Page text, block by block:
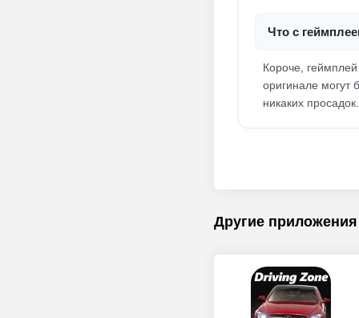
Что с
Короче,
оригинале могут
никаких просадок.
Другие приложения